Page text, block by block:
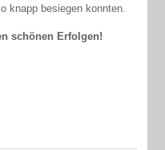
knapp besiegen konnten.
schönen Erfolgen!